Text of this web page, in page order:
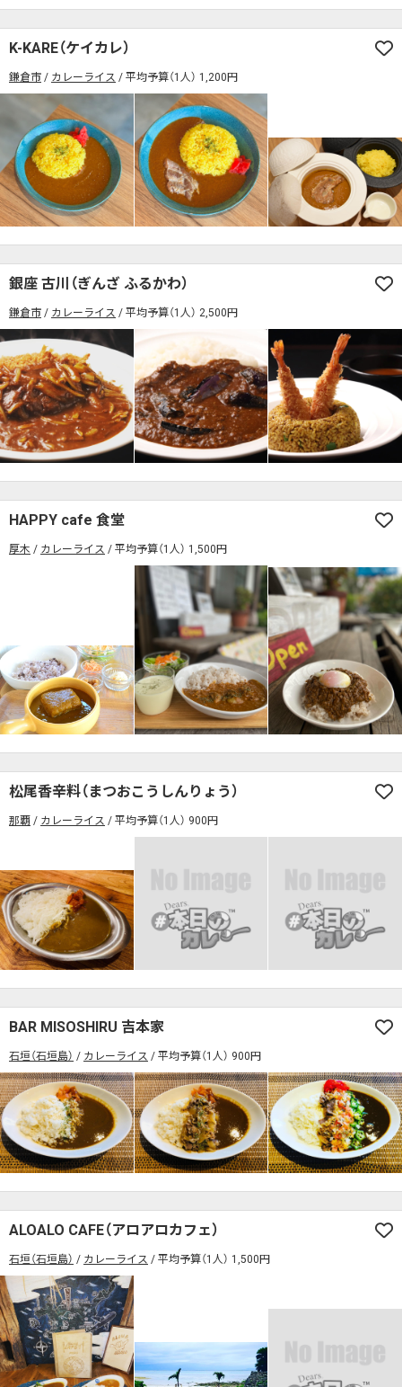
キッズメニューあり
#本日のカレー見た！で特典あり
検索する
カウンター席あり テーブル席あり テラス席あり
テラス席ペット可
カレー専門店 辛さが選べるお店
キッズメニューあり ポイント貯まる・使える
カード決済可 電子マネー決済可
#本日のカレー見た！で特典あり
検索する
K-KARE（ケイカレ）
鎌倉市 カレーライス 平均予算（1人） 1,200円
銀座 古川（ぎんざ ふるかわ）
鎌倉市 カレーライス 平均予算（1人） 2,500円
HAPPY cafe 食堂
厚木 カレーライス 平均予算（1人） 1,500円
松尾香辛料（まつおこうしんりょう）
那覇 カレーライス 平均予算（1人） 900円
BAR MISOSHIRU 吉本家
石垣（石垣島） カレーライス 平均予算（1人） 900円
ALOALO CAFE（アロアロカフェ）
石垣（石垣島） カレーライス 平均予算（1人） 1,500円